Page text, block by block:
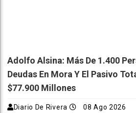
Adolfo Alsina: Más De 1.400
Deudas En Mora Y El Pasivo
$77.900 Millones
Diario De Rivera 08 Ago 2026